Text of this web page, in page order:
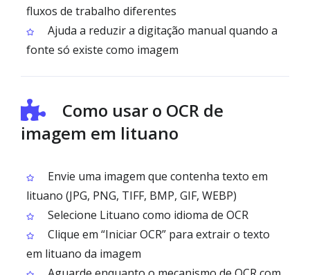
fluxos de trabalho diferentes
Ajuda a reduzir a digitação manual quando a
fonte só existe como imagem
Como usar o OCR de
imagem em lituano
Envie uma imagem que contenha texto em
lituano (JPG, PNG, TIFF, BMP, GIF, WEBP)
Selecione Lituano como idioma de OCR
Clique em “Iniciar OCR” para extrair o texto
em lituano da imagem